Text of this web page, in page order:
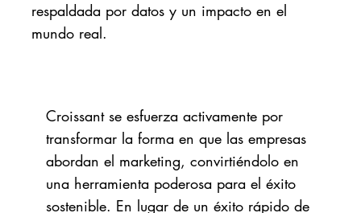
Croissant se esfuerza activamente por
transformar la forma en que las empresas
abordan el marketing, convirtiéndolo en
una herramienta poderosa para el éxito
sostenible. En lugar de un éxito rápido de
respaldada por datos y un impacto en el
mundo real.